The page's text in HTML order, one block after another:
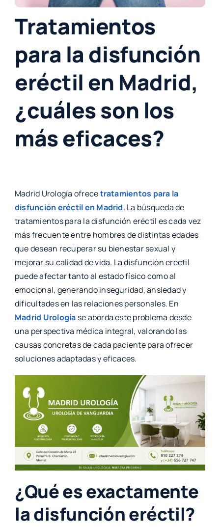
Tratamientos
para la disfunción
eréctil en Madrid,
¿cuáles son los
más eficaces?
Madrid Urología ofrecetratamientos para la
disfunción eréctil en Madrid. La búsqueda de
tratamientos para la disfunción eréctil es cada vez
más frecuente entre hombres de distintas edades
que desean recuperar su bienestar sexual y
mejorar su calidad de vida. La disfunción eréctil
puede afectar tanto al estado físico como al
emocional, generando inseguridad, ansiedad y
dificultades en las relaciones personales. En
Madrid Urología se aborda este problema desde
una perspectiva médica integral, valorando las
causas concretas de cada paciente para ofrecer
soluciones adaptadas y eficaces.
¿Qué es exactamente
la disfunción eréctil?